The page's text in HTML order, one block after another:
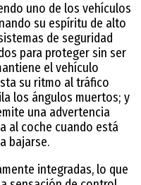
uno de los vehículos
su espíritu de alto
de seguridad
para proteger sin ser
el vehículo
su ritmo al tráfico
los ángulos muertos; y
una advertencia
al coche cuando está
bajarse.
integradas, lo que